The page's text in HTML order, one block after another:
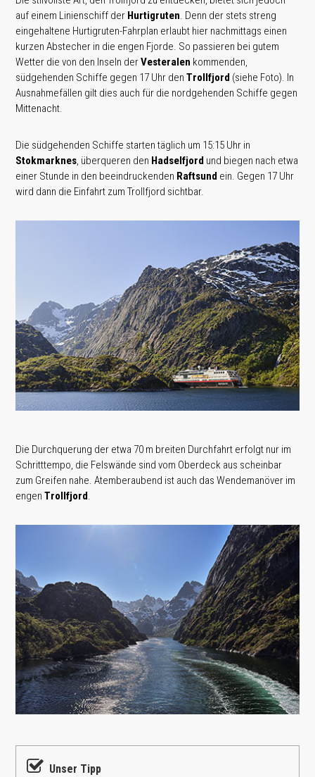
auf einem Linienschiff der Hurtigruten. Denn der stets streng
eingehaltene Hurtigruten-Fahrplan erlaubt hier nachmittags einen
kurzen Abstecher in die engen Fjorde. So passieren bei gutem
Wetter die von den Inseln derVesteralen kommenden,
südgehenden Schiffe gegen 17 Uhr denTrollfjord (siehe Foto). In
Ausnahmefällen gilt dies auch für die nordgehenden Schiffe gegen
Mittenacht.
Die südgehenden Schiffe starten täglich um 15:15 Uhr in
Stokmarknes, überqueren den Hadselfjord und biegen nach etwa
einer Stunde in den beeindruckenden Raftsund ein. Gegen 17 Uhr
wird dann die Einfahrt zum Trollfjord sichtbar.
Die Durchquerung der etwa 70 m breiten Durchfahrt erfolgt nur im
Schritttempo, die Felswände sind vom Oberdeck aus scheinbar
zum Greifen nahe. Atemberaubend ist auch das Wendemanöver im
engenTrollfjord
Unser Tipp